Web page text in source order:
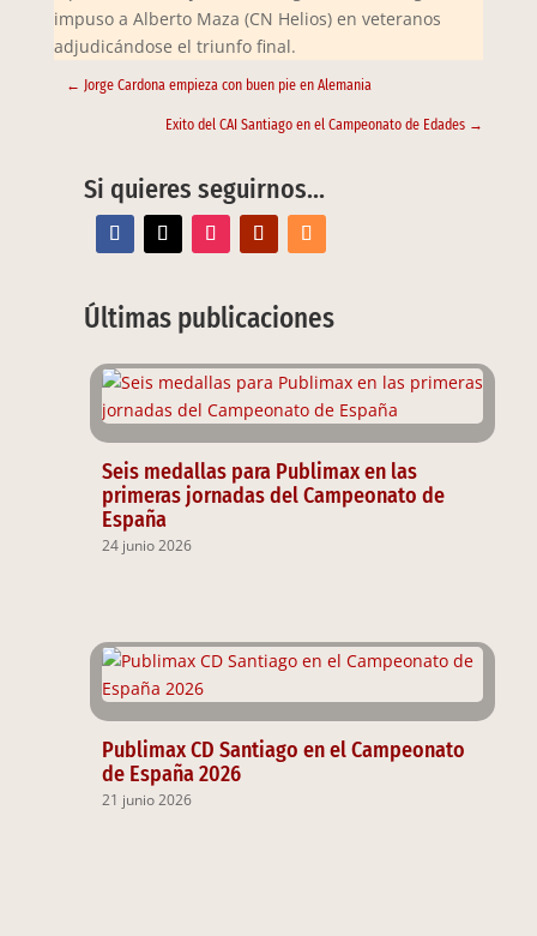
impuso a Alberto Maza (CN Helios) en veteranos
adjudicándose el triunfo final.
← Jorge Cardona empieza con buen pie en Alemania
Exito del CAI Santiago en el Campeonato de Edades →
Si quieres seguirnos…
Últimas publicaciones
Seis medallas para Publimax en las
primeras jornadas del Campeonato de
España
24 junio 2026
Publimax CD Santiago en el Campeonato
de España 2026
21 junio 2026